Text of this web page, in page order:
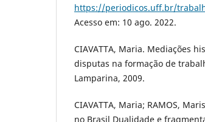
https://periodicos.uff.br/
Acesso em: 10 ago. 2022.
CIAVATTA, Maria. Mediações
disputas na formação de
Lamparina, 2009.
CIAVATTA, Maria; RAMOS,
no Brasil Dualidade e